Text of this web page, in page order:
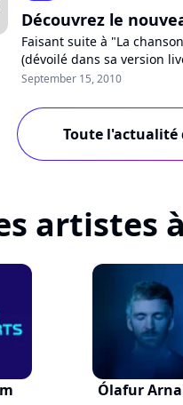
Découvrez le
Faisant suite à "La
(dévoilé dans sa version
troisième single de son
September 15, 2010
Toute l'actualité
artistes
Ólafur